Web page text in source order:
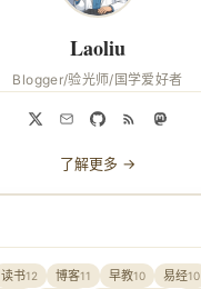
Laoliu
Blogger/验光师/国学爱好者
了解更多 →
读书12 博客11 早教10 易经10